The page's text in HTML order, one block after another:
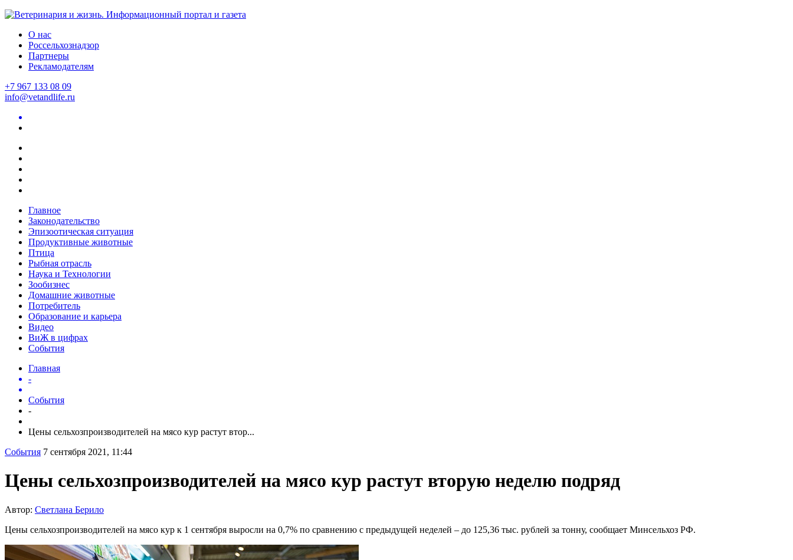
О нас
Россельхознадзор
Партнеры
Рекламодателям
+7 967 133 08 09
info@vetandlife.ru
Главное
Законодательство
Эпизоотическая ситуация
Продуктивные животные
Птица
Рыбная отрасль
Наука и Технологии
Зообизнес
Домашние животные
Потребитель
Образование и карьера
Видео
ВиЖ в цифрах
События
Главная
-
События
-
Цены сельхозпроизводителей на мясо кур растут втор...
События 7 сентября 2021, 11:44
Цены сельхозпроизводителей на мясо кур растут вторую неделю подряд
Автор: Светлана Берило
Цены сельхозпроизводителей на мясо кур к 1 сентября выросли на 0,7% по сравнению с предыдущей неделей – до 125,36 тыс. рублей за тонну, сообщает Минсельхоз РФ.